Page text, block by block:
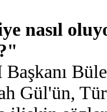
nasıl
Gül'ün,